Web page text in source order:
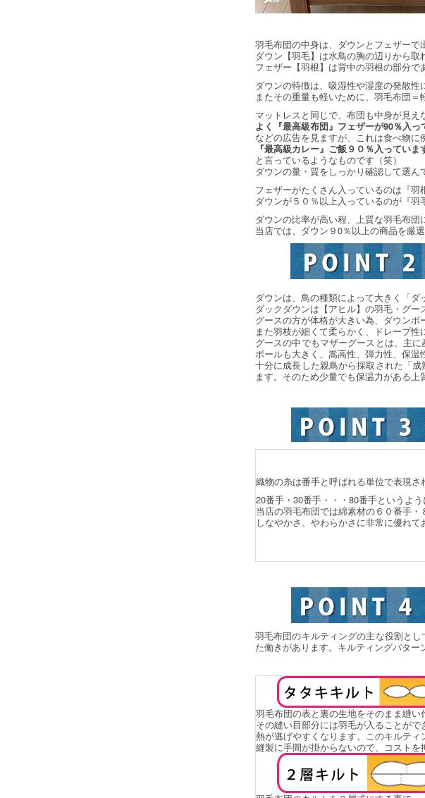
羽毛布団の中身は、ダウンとフェザーで
ダウン【羽毛】は水鳥の胸の辺りから取
フェザー【羽根】は背中の羽根の部分で
ダウンの特徴は、吸湿性や湿度の発散性
またその重量も軽いために、羽毛布団＝
マットレスと同じで、布団も中身が見え
よく『最高級布団』フェザーが90％入っ
などの広告を見ますが、これは食べ物に
『最高級カレー』ご飯９０％入っていま
と言っているようなものです（笑）
ダウンの量・質をしっかり確認して選ん
フェザーがたくさん入っているのは『羽
ダウンが５０％以上入っているのが『羽
ダウンの比率が高い程、上質な羽毛布団
当店では、ダウン９0％以上の商品を厳
ダウンは、鳥の種類によって大きく「ダ
ダックダウンは【アヒル】の羽毛・グー
グースの方が体格が大きい為、ダウンボ
また羽枝が細くて柔らかく、ドレープ性
グースの中でもマザーグースとは、主
ボールも大きく、嵩高性、弾力性、保温
十分に成長した親鳥から採取された「
ます。そのため少量でも保温力がある上
織物の糸は番手と呼ばれる単位で表現さ
20番手・30番手・・・80番手というよ
当店の羽毛布団では綿素材の６０番手・
しなやかさ、やわらかさに非常に優れて
羽毛布団のキルティングの主な役割と
た働きがあります。キルティングパター
羽毛布団の表と裏の生地をそのまま縫い
その縫い目部分には羽毛が入ることがで
熱が逃げやすくなります。このキルティ
縫製に手間が掛からないので、コストを